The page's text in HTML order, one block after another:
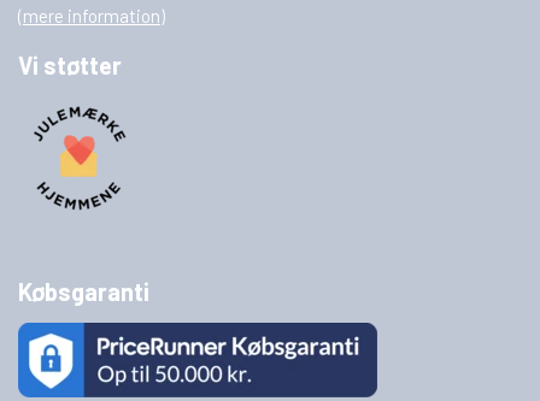
(mere information)
Vi støtter
Købsgaranti